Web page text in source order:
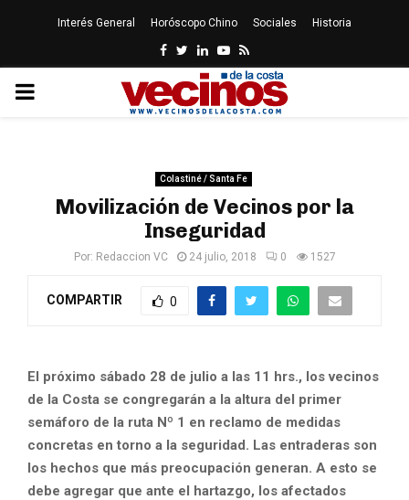
Interés General Horóscopo Chino Sociales Historia
Facebook
Twitter
LinkedinYoutube
Rss
PRIMARY
Colastiné / Santa Fe
Movilización de Vecinos por la
Inseguridad
Por: Redaccion VC 24 julio, 2018 0 1527
COMPARTIR 0
El próximo sábado 28 de julio a las 11 hrs., los vecinos
de la Costa se congregarán a la altura del primer
semáforo de la ruta Nº 1 en reclamo de medidas
concretas en torno a la seguridad. Las entraderas son
los hechos que más preocupación generan. A esto se
debe agregar que ante el hartazgo, los afectados